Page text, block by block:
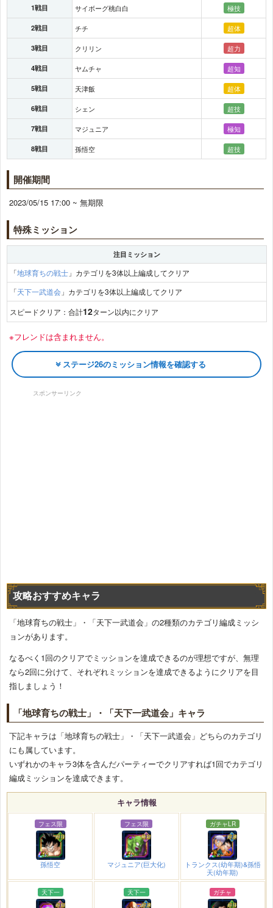
1戦目 サイボーグ桃白白 極技
2戦目 チチ 超体
3戦目 クリリン 超力
4戦目 ヤムチャ 超知
5戦目 天津飯 超体
6戦目 シェン 超技
7戦目 マジュニア 極知
8戦目 孫悟空 超技
開催期間
2023/05/15 17:00 ~ 無期限
特殊ミッション
注目ミッション
「地球育ちの戦士 」カテゴリを3体以上編成してクリア
「天下一武道会 」カテゴリを3体以上編成してクリア
スピードクリア：合計12ターン以内にクリア
※フレンドは含まれません。
ステージ26のミッション情報を確認する
スポンサーリンク
攻略おすすめキャラ
「地球育ちの戦士」・「天下一武道会」の2種類のカテゴリ編成ミッシ
ョンがあります。
なるべく1回のクリアでミッションを達成できるのが理想ですが、無理
なら2回に分けて、それぞれミッションを達成できるようにクリアを目
指しましょう！
「地球育ちの戦士」・「天下一武道会」キャラ
下記キャラは「地球育ちの戦士」・「天下一武道会」どちらのカテゴリ
にも属しています。
いずれかのキャラ3体を含んだパーティーでクリアすれば1回でカテゴリ
編成ミッションを達成できます。
キャラ情報
フェス限
孫悟空
フェス限
マジュニア(巨大化)
ガチャLR
トランクス(幼年期)&孫悟
天(幼年期)
天下一 天下一 ガチャ